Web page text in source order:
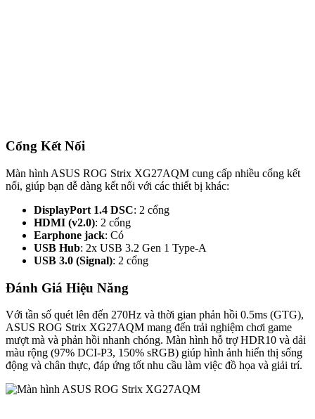
Cổng Kết Nối
Màn hình ASUS ROG Strix XG27AQM cung cấp nhiều cổng kết
nối, giúp bạn dễ dàng kết nối với các thiết bị khác:
DisplayPort 1.4 DSC: 2 cổng
HDMI (v2.0): 2 cổng
Earphone jack: Có
USB Hub: 2x USB 3.2 Gen 1 Type-A
USB 3.0 (Signal): 2 cổng
Đánh Giá Hiệu Năng
Với tần số quét lên đến 270Hz và thời gian phản hồi 0.5ms (GTG),
ASUS ROG Strix XG27AQM mang đến trải nghiệm chơi game
mượt mà và phản hồi nhanh chóng. Màn hình hỗ trợ HDR10 và dải
màu rộng (97% DCI-P3, 150% sRGB) giúp hình ảnh hiển thị sống
động và chân thực, đáp ứng tốt nhu cầu làm việc đồ họa và giải trí.